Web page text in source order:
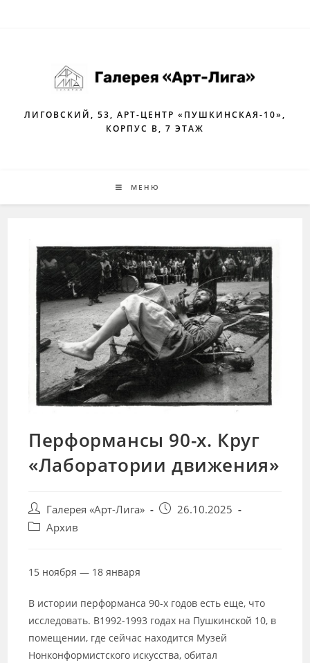
ЛИГОВСКИЙ, 53, АРТ-ЦЕНТР «ПУШКИНСКАЯ-10»,
КОРПУС В, 7 ЭТАЖ
МЕНЮ
Перформансы 90-х. Круг
«Лаборатории движения»
Post
author:
Галерея «Арт-Лига»
Запись26.10.2025
PostАрхив
15 ноября — 18 января
В истории перформанса 90-х годов есть еще, что
исследовать. В1992-1993 годах на Пушкинской 10, в
помещении, где сейчас находится Музей
Нонконформистского искусства, обитал